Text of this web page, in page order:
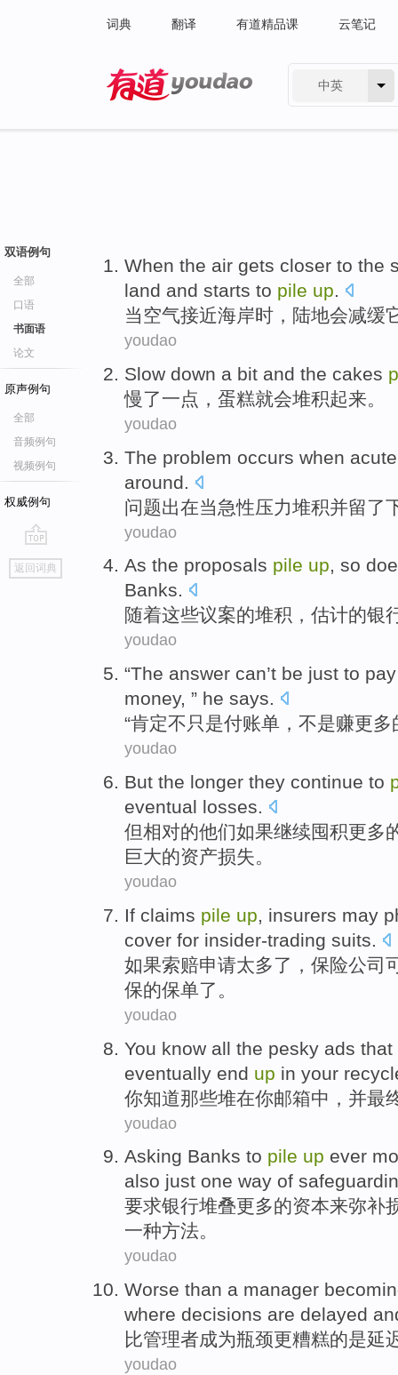
词典 翻译 有道精品课 云笔记
中英
双语例句
全部
口语
书面语
论文
原声例句
全部
音频例句
视频例句
权威例句
go
top
返回词典
When the air gets closer to the
land and starts to pile up.
当空气接近海岸时， 陆地会减缓
youdao
Slow down a bit and the cakes
慢了一点，蛋糕就会堆积起来。
youdao
The problem occurs when acute
around.
问题出在当急性压力堆积并留了
youdao
As the proposals pile up, so
Banks.
随着这些议案的堆积 ， 估计的银
youdao
“The answer can’t be just to pay
money, ” he says.
“肯定不只是付账单 ，不是赚更多
youdao
But the longer they continue to
eventual losses.
但相对的他们如果继续囤积更多
巨大的资产损失。
youdao
If claims pile up, insurers may
cover for insider-trading suits.
如果索赔申请太多了， 保险公司
保的保单了。
youdao
You know all the pesky ads that
eventually end up in your
你知道那些堆在你邮箱中 ， 并最
youdao
Asking Banks to pile up ever
also just one way of
要求银行堆叠更多的资本来弥补
一种方法。
youdao
Worse than a manager
where decisions are delayed
比管理者成为瓶颈更糟糕的是延
youdao